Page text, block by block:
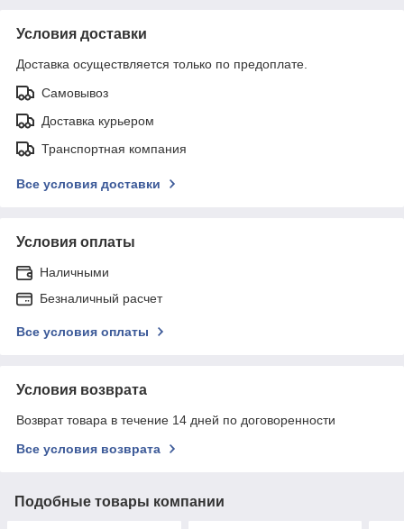
Условия доставки
Доставка осуществляется только по предоплате.
Самовывоз
Доставка курьером
Транспортная компания
Все условия доставки
Условия оплаты
Наличными
Безналичный расчет
Все условия оплаты
Условия возврата
Возврат товара в течение 14 дней по договоренности
Все условия возврата
Подобные товары компании